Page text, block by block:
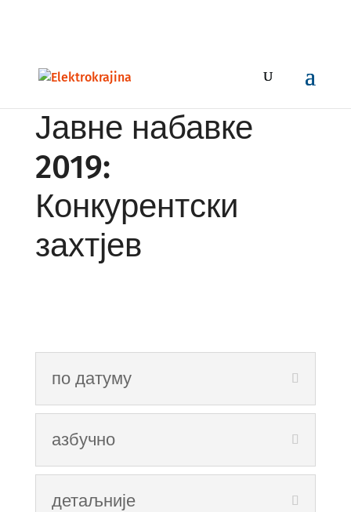
Јавне набавке
2019:
Конкурентски
захтјев
по датуму
азбучно
детаљније